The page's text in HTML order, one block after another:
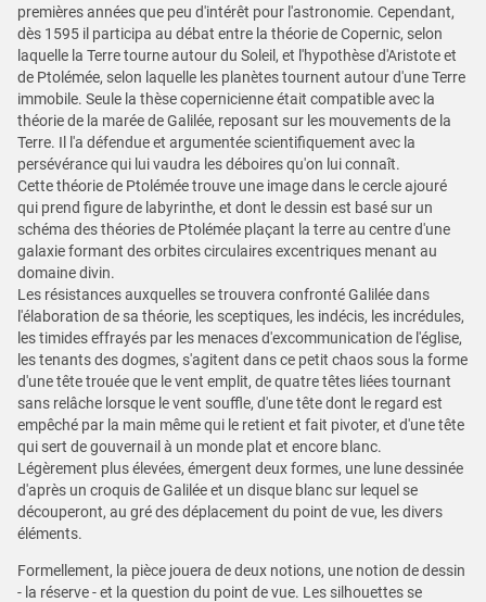
premières années que peu d'intérêt pour l'astronomie. Cependant,
dès 1595 il participa au débat entre la théorie de Copernic, selon
laquelle la Terre tourne autour du Soleil, et l'hypothèse d'Aristote et
de Ptolémée, selon laquelle les planètes tournent autour d'une Terre
immobile. Seule la thèse copernicienne était compatible avec la
théorie de la marée de Galilée, reposant sur les mouvements de la
Terre. Il l'a défendue et argumentée scientifiquement avec la
persévérance qui lui vaudra les déboires qu'on lui connaît.
Cette théorie de Ptolémée trouve une image dans le cercle ajouré
qui prend figure de labyrinthe, et dont le dessin est basé sur un
schéma des théories de Ptolémée plaçant la terre au centre d'une
galaxie formant des orbites circulaires excentriques menant au
domaine divin.
Les résistances auxquelles se trouvera confronté Galilée dans
l'élaboration de sa théorie, les sceptiques, les indécis, les incrédules,
les timides effrayés par les menaces d'excommunication de l'église,
les tenants des dogmes, s'agitent dans ce petit chaos sous la forme
d'une tête trouée que le vent emplit, de quatre têtes liées tournant
sans relâche lorsque le vent souffle, d'une tête dont le regard est
empêché par la main même qui le retient et fait pivoter, et d'une tête
qui sert de gouvernail à un monde plat et encore blanc.
Légèrement plus élevées, émergent deux formes, une lune dessinée
d'après un croquis de Galilée et un disque blanc sur lequel se
découperont, au gré des déplacement du point de vue, les divers
éléments.
Formellement, la pièce jouera de deux notions, une notion de dessin
- la réserve - et la question du point de vue. Les silhouettes se